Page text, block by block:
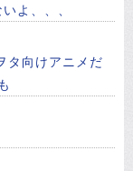
よ、、、
タ向けアニメだ